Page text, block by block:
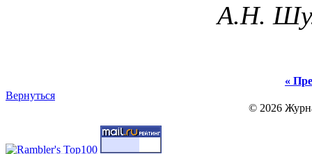
А.Н.
«
Вернуться
© 2026